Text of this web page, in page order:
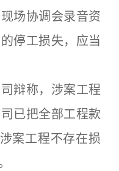
场协调会录音资
停工损失，应当
辩称，涉案工程
已把全部工程款
案工程不存在损